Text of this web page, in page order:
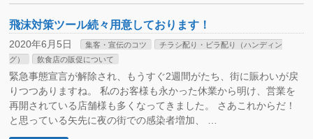
飛沫対策ツール続々用意しております！
2020年6月5日 集客・宣伝のコツ
チラシ配り・ビラ配り（ハンディン
グ）
飲食店の販促について
緊急事態宣言が解除され、もうすぐ2週間がたち、街に賑わいが戻
りつつありますね。 私のお客様も永かった休業から明け、営業を
再開されている店舗様も多くなってきました。 さあこれからだ！
と思っている矢先に夜の街での感染者増加、 …